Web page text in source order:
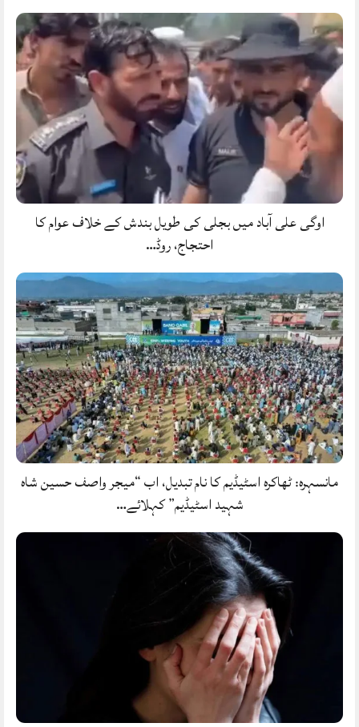
اوگی علی آباد میں بجلی کی طویل بندش کے خلاف عوام کا
احتجاج، روڈ…
مانسہرہ: ٹھاکرہ اسٹیڈیم کا نام تبدیل، اب “میجر واصف حسین شاہ
شہید اسٹیڈیم” کہلائے…